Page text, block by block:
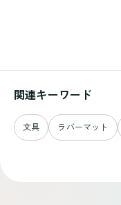
関連キーワード
文具 ラバーマット